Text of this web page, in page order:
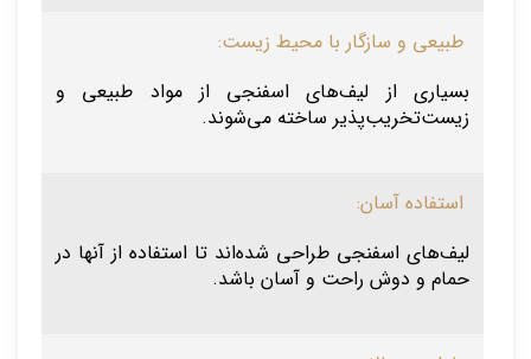
طبیعی و سازگار با محیط زیست:
بسیاری از لیف‌های اسفنجی از مواد طبیعی و
زیست‌تخریب‌پذیر ساخته می‌شوند.
استفاده آسان:
لیف‌های اسفنجی طراحی شده‌اند تا استفاده از آنها در
حمام و دوش راحت و آسان باشد.